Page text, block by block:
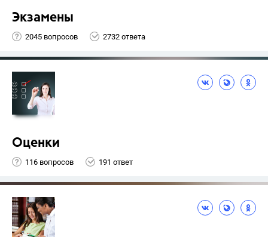
Экзамены
2045 вопросов 2732 ответа
Оценки
116 вопросов 191 ответ